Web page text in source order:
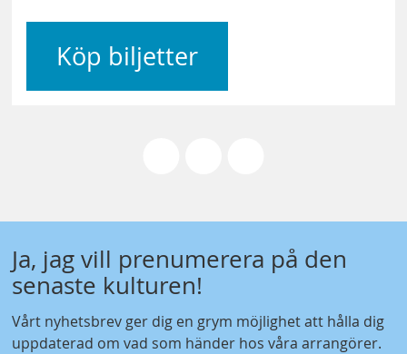
Köp biljetter
Ja, jag vill prenumerera på den
senaste kulturen!
Vårt nyhetsbrev ger dig en grym möjlighet att hålla dig
uppdaterad om vad som händer hos våra arrangörer.